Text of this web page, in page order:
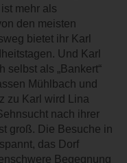
mehr als
den meisten
bietet ihr Karl
Und Karl
selbst als „Bankert“
Mühlbach und
zu Karl wird Lina
nach ihrer
groß. Die Besuche in
das Dorf
Begegnung